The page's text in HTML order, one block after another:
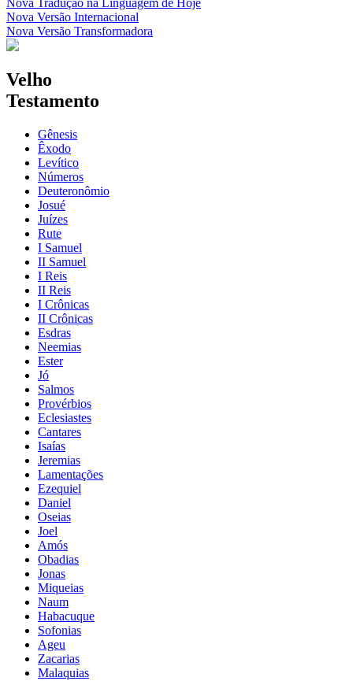
Nova Versão Internacional
Nova Versão Transformadora
Velho
Testamento
Gênesis
Êxodo
Levítico
Números
Deuteronômio
Josué
Juízes
Rute
I Samuel
II Samuel
I Reis
II Reis
I Crônicas
II Crônicas
Esdras
Neemias
Ester
Jó
Salmos
Provérbios
Eclesiastes
Cantares
Isaías
Jeremias
Lamentações
Ezequiel
Daniel
Oseias
Joel
Amós
Obadias
Jonas
Miqueias
Naum
Habacuque
Sofonias
Ageu
Zacarias
Malaquias